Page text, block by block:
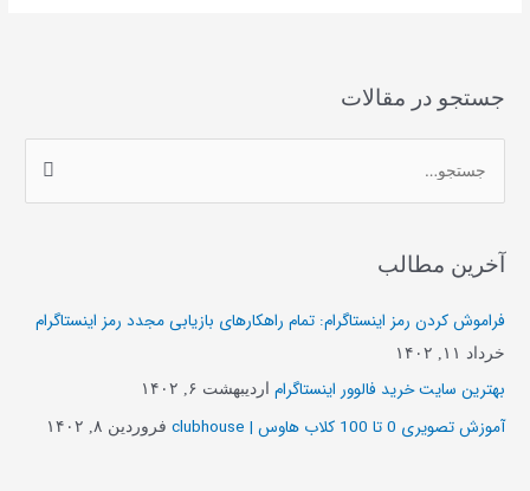
جستجو در مقالات
س
ج
ا
ی
آخرین مطالب
فراموش کردن رمز اینستاگرام: تمام راهکارهای بازیابی مجدد رمز اینستاگرام
خرداد ۱۱, ۱۴۰۲
بهترین سایت خرید فالوور اینستاگرام اردیبهشت ۶, ۱۴۰۲
آموزش تصویری 0 تا 100 کلاب هاوس | clubhouse فروردین ۸, ۱۴۰۲